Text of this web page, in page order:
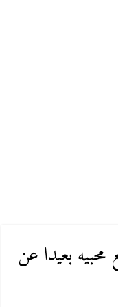
بعيدا عن